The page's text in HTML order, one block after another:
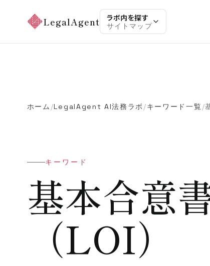
LegalAgent ラボ内を探す
サイトマップ
ホーム /LegalAgent AI法務ラボ /キーワード一覧/
キーワード
基本合意
（LOI）